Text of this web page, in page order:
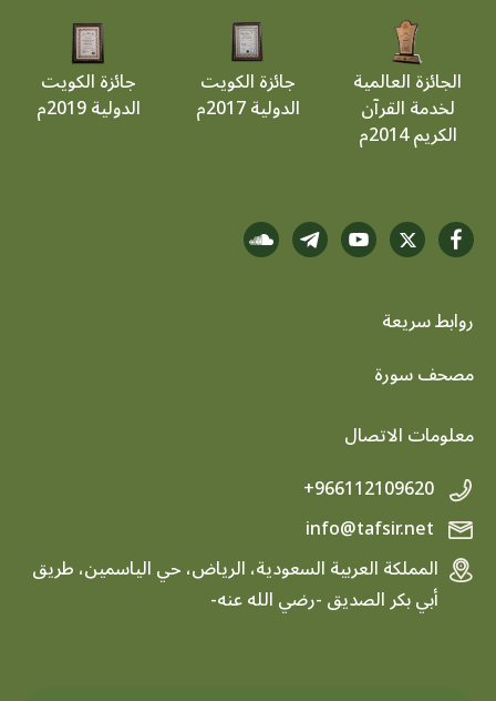
الجائزة العالمية
لخدمة القرآن
الكريم 2014م
جائزة الكويت
الدولية 2017م
جائزة الكويت
الدولية 2019م
روابط سريعة
footer menu
مصحف سورة
معلومات الاتصال
+966112109620
المملكة العربية السعودية، الرياض، حي الياسمين، طريق
أبي بكر الصديق -رضي الله عنه-